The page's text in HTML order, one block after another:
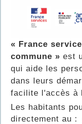
« France
commune » est
qui aide les
dans leurs
facilite l'accès à
Les habitants
directement au :